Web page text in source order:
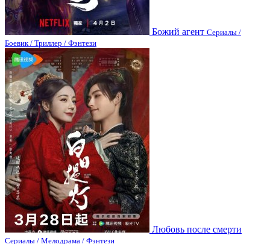
Божий агент Сериалы /
Боевик / Триллер / Фэнтези
Любовь после смерти
Сериалы / Мелодрама / Фэнтези